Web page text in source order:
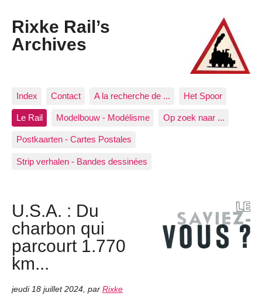
Rixke Rail’s
Archives
Index Contact A la recherche de ... Het Spoor
Le Rail Modelbouw - Modélisme Op zoek naar ...
Postkaarten - Cartes Postales
Strip verhalen - Bandes dessinées
U.S.A. : Du
charbon qui
parcourt 1.770
km...
jeudi 18 juillet 2024, par Rixke